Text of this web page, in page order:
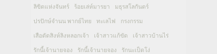
ลิขิตแห่งจันทร์ ร้อยเล่ห์มารยา มธุรสโลกันตร์
ปรปักษ์จำนน พากย์ไทย ทะเลไฟ กรงกรรม
เสือตัดสิงห์ลิงหลอกเจ้า เจ้าสาวแก้ขัด เจ้าสาวบ้านไร่
รักนี้เจ้านายจอง รักนี้เจ้านายจอง รักนะเป็ดโง่